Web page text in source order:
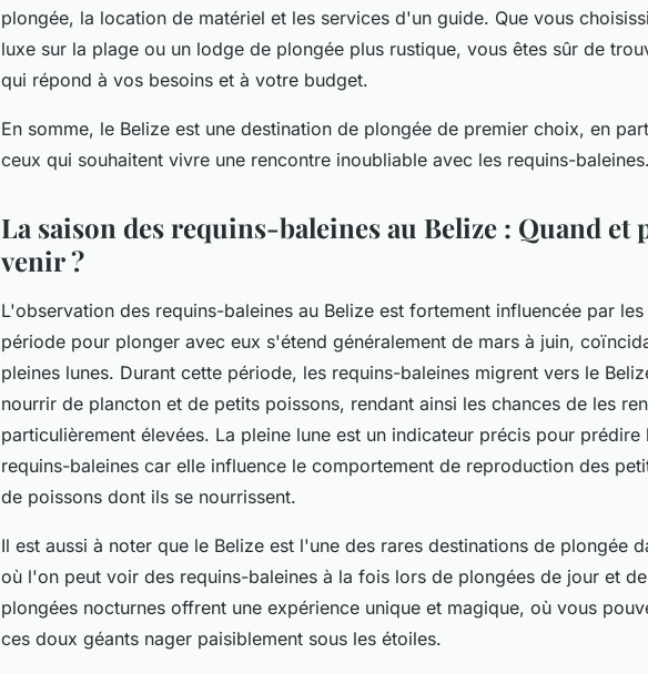
plongée, la location de matériel et les services d'un guide. Que vous
luxe sur la plage ou un lodge de plongée plus rustique, vous êtes sûr de
qui répond à vos besoins et à votre budget.
En somme, le Belize est une destination de plongée de premier choix, en
ceux qui souhaitent vivre une rencontre inoubliable avec les requins-baleines.
La saison des requins-baleines au Belize : Quand et
venir ?
L'observation des requins-baleines au Belize est fortement influencée par les
période pour plonger avec eux s'étend généralement de mars à juin,
pleines lunes. Durant cette période, les requins-baleines migrent vers le
nourrir de plancton et de petits poissons, rendant ainsi les chances de les
particulièrement élevées. La pleine lune est un indicateur précis pour
requins-baleines car elle influence le comportement de reproduction des
de poissons dont ils se nourrissent.
Il est aussi à noter que le Belize est l'une des rares destinations de plongée
où l'on peut voir des requins-baleines à la fois lors de plongées de jour et
plongées nocturnes offrent une expérience unique et magique, où vous
ces doux géants nager paisiblement sous les étoiles.